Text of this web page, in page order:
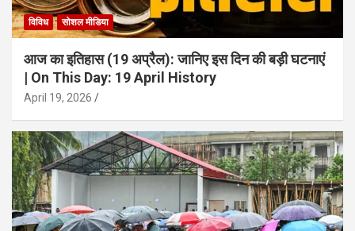
विविध सोशल मीडिया
आज का इतिहास (19 अप्रैल): जानिए इस दिन की बड़ी घटनाएं
| On This Day: 19 April History
April 19, 2026